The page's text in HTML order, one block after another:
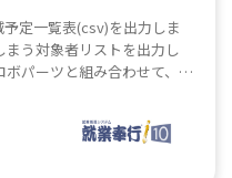
定一覧表(csv)を出力しま
パーツと組み合わせて、リ